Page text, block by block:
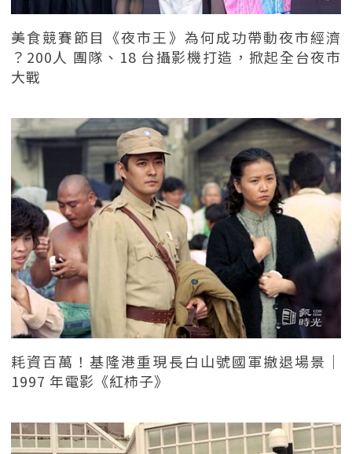
美食競賽節目《夜市王》為何成功帶動夜市經濟
？200人 團隊、18 台攝影機打造，掀起全台夜市
大戰
耗資百萬！基隆港重現長白山號國軍撤退場景｜
1997 年電影《紅柿子》